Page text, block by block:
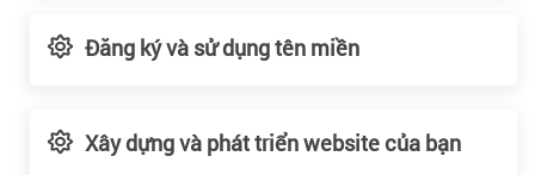
Đăng ký và sử dụng tên miền
Xây dựng và phát triển website của bạn